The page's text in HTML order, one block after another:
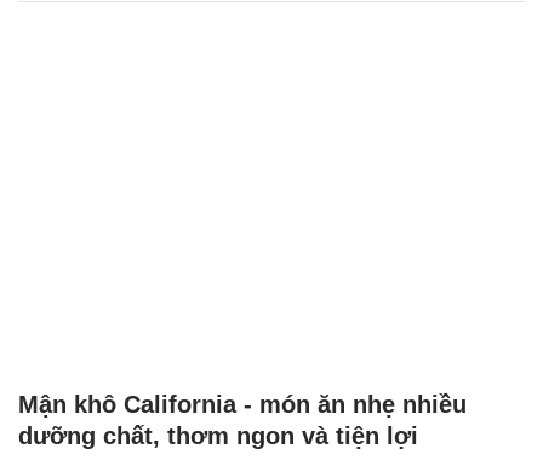
Mận khô California - món ăn nhẹ nhiều
dưỡng chất, thơm ngon và tiện lợi